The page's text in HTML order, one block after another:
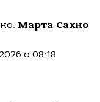
Марта Сахно
о 08:18